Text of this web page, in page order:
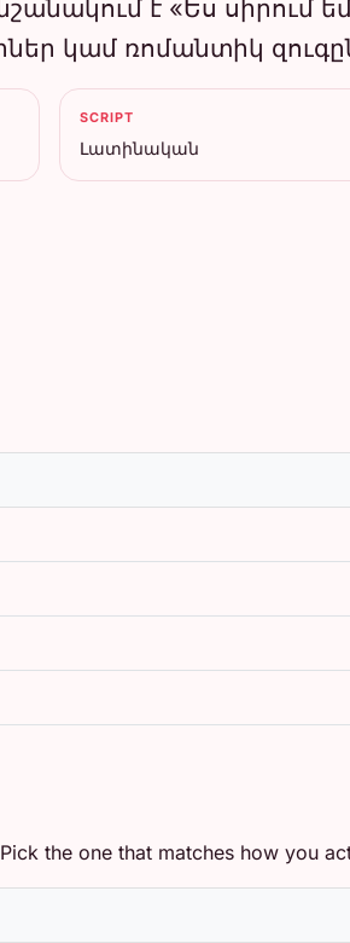
է «Ես սիրում
կամ ռոմանտիկ
SCRIPT
Լատինական
the one that matches how you